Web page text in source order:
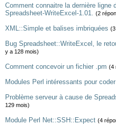
Comment connaitre la dernière
Spreadsheet-WriteExcel-1.01. (2
XML::Simple et balises imbriquées
Bug Spreadsheet::WriteExcel, le
y a 128 mois)
Comment concevoir un fichier .pm (4
Modules Perl intéressants pour coder
Problème serveur à cause de
129 mois)
Module Perl Net::SSH::Expect (4